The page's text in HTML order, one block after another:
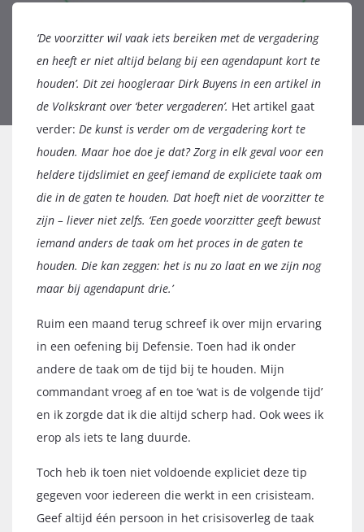
‘De voorzitter wil vaak iets bereiken met de vergadering
en heeft er niet altijd belang bij een agendapunt kort te
houden’. Dit zei hoogleraar Dirk Buyens in een artikel in
de Volkskrant over ‘beter vergaderen’. Het artikel gaat
verder: De kunst is verder om de vergadering kort te
houden. Maar hoe doe je dat? Zorg in elk geval voor een
heldere tijdslimiet en geef iemand de expliciete taak om
die in de gaten te houden. Dat hoeft niet de voorzitter te
zijn – liever niet zelfs. ‘Een goede voorzitter geeft bewust
iemand anders de taak om het proces in de gaten te
houden. Die kan zeggen: het is nu zo laat en we zijn nog
maar bij agendapunt drie.’
Ruim een maand terug schreef ik over mijn ervaring
in een oefening bij Defensie. Toen had ik onder
andere de taak om de tijd bij te houden. Mijn
commandant vroeg af en toe ‘wat is de volgende tijd’
en ik zorgde dat ik die altijd scherp had. Ook wees ik
erop als iets te lang duurde.
Toch heb ik toen niet voldoende expliciet deze tip
gegeven voor iedereen die werkt in een crisisteam.
Geef altijd één persoon in het crisisoverleg de taak